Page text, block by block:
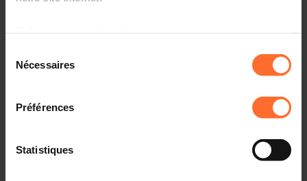
à l’exception des cookies strictement nécessaires au
fonctionnement du site. Une description des différents
cookies est accessible sous l’onglet « Détails » ci-
dessus.
Il est précisé que la navigation sur le site et certaines
fonctionnalités (ex : lecture de vidéos, partage sur les
Nécessaires
Préférences
Statistiques
Umweltauswirkungen
20.11.2024 - RTL Today.lu
focus at Luxembourg Internet Days